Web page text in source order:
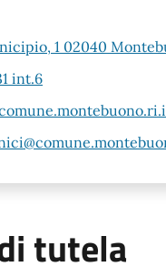
1 02040
int.6
tutela